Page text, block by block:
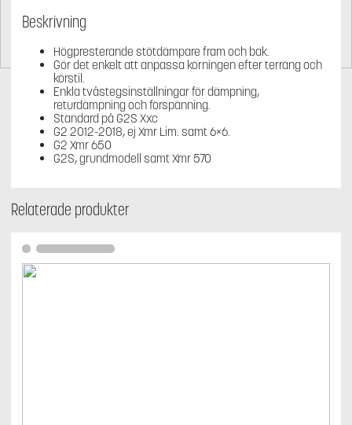
mängd
Beskrivning
Högpresterande stötdämpare fram och bak.
Gör det enkelt att anpassa körningen efter terräng och
körstil.
Enkla tvåstegsinställningar för dämpning,
returdämpning och förspänning.
Standard på G2S Xxc
G2 2012-2018, ej Xmr Lim. samt 6×6.
G2 Xmr 650
G2S, grundmodell samt Xmr 570
Relaterade produkter